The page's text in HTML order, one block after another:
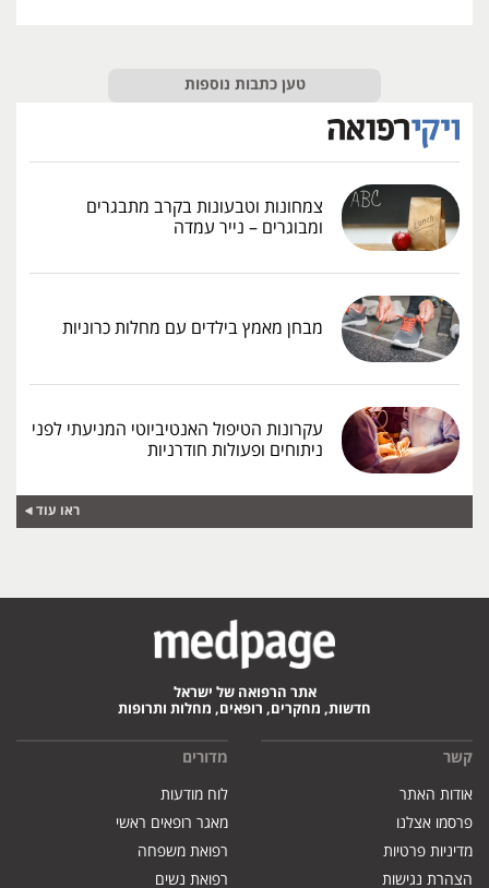
טען כתבות נוספות
צמחונות וטבעונות בקרב מתבגרים
ומבוגרים – נייר עמדה
מבחן מאמץ בילדים עם מחלות כרוניות
עקרונות הטיפול האנטיביוטי המניעתי לפני
ניתוחים ופעולות חודרניות
ראו עוד
אתר הרפואה של ישראל
חדשות, מחקרים, רופאים, מחלות ותרופות
קשר
אודות האתר
פרסמו אצלנו
מדיניות פרטיות
הצהרת נגישות
מדורים
לוח מודעות
מאגר רופאים ראשי
רפואת משפחה
רפואת נשים